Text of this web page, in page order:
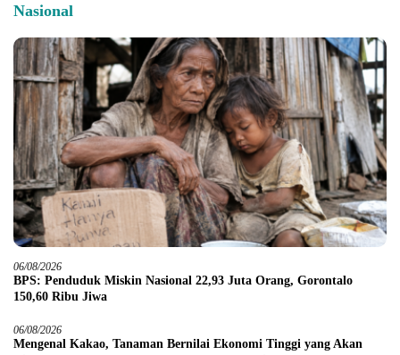
Nasional
06/08/2026
BPS: Penduduk Miskin Nasional 22,93 Juta Orang, Gorontalo
150,60 Ribu Jiwa
06/08/2026
Mengenal Kakao, Tanaman Bernilai Ekonomi Tinggi yang Akan